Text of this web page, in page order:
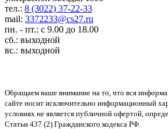
тел.: 8 (3022) 37-22-33
mail: 3372233@cs27.ru
пн. - пт.: с 9.00 до 18.00
сб.: выходной
вс.: выходной
Обращаем ваше внимание на то, что вся
сайте носит исключительно информационный
условиях не является публичной офертой,
Статьи 437 (2) Гражданского кодекса РФ.